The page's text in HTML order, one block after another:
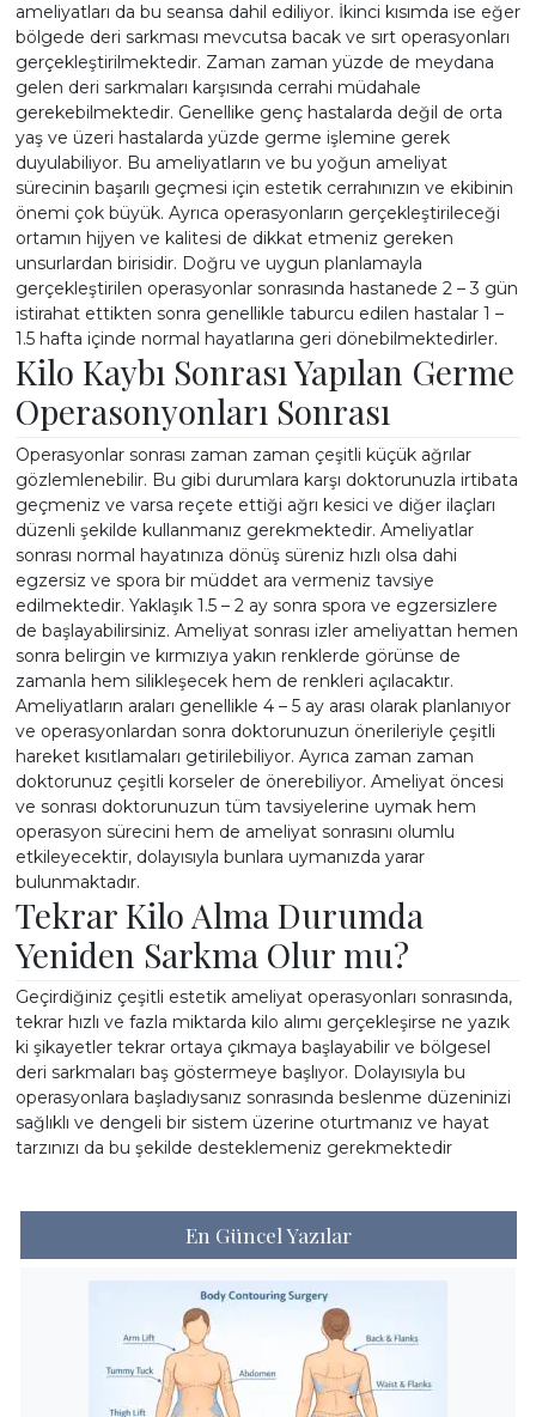
ameliyatları da bu seansa dahil ediliyor. İkinci kısımda ise eğer
bölgede deri sarkması mevcutsa bacak ve sırt operasyonları
gerçekleştirilmektedir. Zaman zaman yüzde de meydana
gelen deri sarkmaları karşısında cerrahi müdahale
gerekebilmektedir. Genellike genç hastalarda değil de orta
yaş ve üzeri hastalarda yüzde germe işlemine gerek
duyulabiliyor. Bu ameliyatların ve bu yoğun ameliyat
sürecinin başarılı geçmesi için estetik cerrahınızın ve ekibinin
önemi çok büyük. Ayrıca operasyonların gerçekleştirileceği
ortamın hijyen ve kalitesi de dikkat etmeniz gereken
unsurlardan birisidir. Doğru ve uygun planlamayla
gerçekleştirilen operasyonlar sonrasında hastanede 2 – 3 gün
istirahat ettikten sonra genellikle taburcu edilen hastalar 1 –
1.5 hafta içinde normal hayatlarına geri dönebilmektedirler.
Kilo Kaybı Sonrası Yapılan Germe
Operasonyonları Sonrası
Operasyonlar sonrası zaman zaman çeşitli küçük ağrılar
gözlemlenebilir. Bu gibi durumlara karşı doktorunuzla irtibata
geçmeniz ve varsa reçete ettiği ağrı kesici ve diğer ilaçları
düzenli şekilde kullanmanız gerekmektedir. Ameliyatlar
sonrası normal hayatınıza dönüş süreniz hızlı olsa dahi
egzersiz ve spora bir müddet ara vermeniz tavsiye
edilmektedir. Yaklaşık 1.5 – 2 ay sonra spora ve egzersizlere
de başlayabilirsiniz. Ameliyat sonrası izler ameliyattan hemen
sonra belirgin ve kırmızıya yakın renklerde görünse de
zamanla hem silikleşecek hem de renkleri açılacaktır.
Ameliyatların araları genellikle 4 – 5 ay arası olarak planlanıyor
ve operasyonlardan sonra doktorunuzun önerileriyle çeşitli
hareket kısıtlamaları getirilebiliyor. Ayrıca zaman zaman
doktorunuz çeşitli korseler de önerebiliyor. Ameliyat öncesi
ve sonrası doktorunuzun tüm tavsiyelerine uymak hem
operasyon sürecini hem de ameliyat sonrasını olumlu
etkileyecektir, dolayısıyla bunlara uymanızda yarar
bulunmaktadır.
Tekrar Kilo Alma Durumda
Yeniden Sarkma Olur mu?
Geçirdiğiniz çeşitli estetik ameliyat operasyonları sonrasında,
tekrar hızlı ve fazla miktarda kilo alımı gerçekleşirse ne yazık
ki şikayetler tekrar ortaya çıkmaya başlayabilir ve bölgesel
deri sarkmaları baş göstermeye başlıyor. Dolayısıyla bu
operasyonlara başladıysanız sonrasında beslenme düzeninizi
sağlıklı ve dengeli bir sistem üzerine oturtmanız ve hayat
tarzınızı da bu şekilde desteklemeniz gerekmektedir
En Güncel Yazılar